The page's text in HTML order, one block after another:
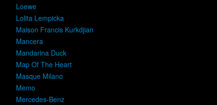
Loewe
Lolita Lempicka
Maison Francis Kurkdjian
Mancera
Mandarina Duck
Map Of The Heart
Masque Milano
Memo
Mercedes-Benz